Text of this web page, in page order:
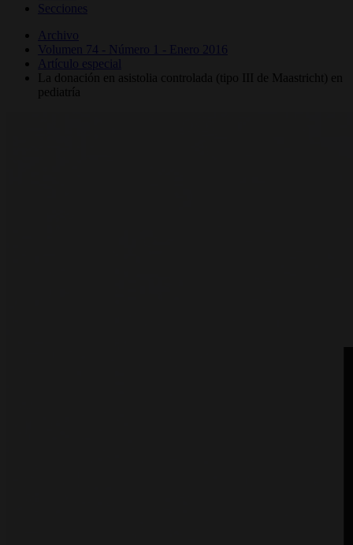
Secciones
Archivo
Volumen 74 - Número 1 - Enero 2016
Artículo especial
La donación en asistolia controlada (tipo III de Maastricht) en
pediatría